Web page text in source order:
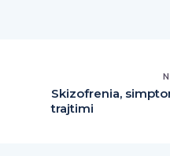
Skizofrenia,
trajtimi